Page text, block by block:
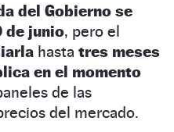
del Gobierno se
de junio, pero el
hasta tres meses
en el momento
de las
del mercado.